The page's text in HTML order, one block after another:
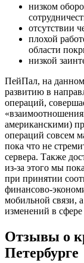
низком
отсутствии
плохой
области
низкой
ПейПал, на данном
развитию в
операций,
американскими)
операций совсем
пока что не
сервера. Также
из-за этого мы
при принятии
финансово-
мобильной связи,
изменений в сфере
Отзывы о
Петербурге